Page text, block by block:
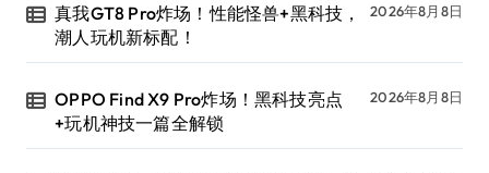
真我GT8 Pro炸场！性能怪兽+黑科技，
潮人玩机新标配！
2026年8月8日
OPPO Find X9 Pro炸场！黑科技亮点
+玩机神技一篇全解锁
2026年8月8日